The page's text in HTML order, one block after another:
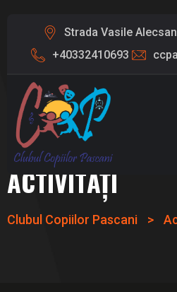
Strada Vasile
+40332410693
ACTIVITĂȚI
Clubul Copiilor Pascani >